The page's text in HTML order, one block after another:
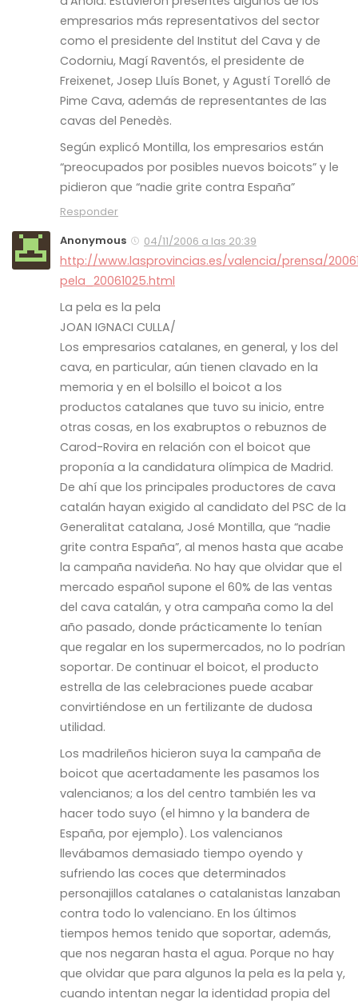
empresarios más representativos del sector
como el presidente del Institut del Cava y de
Codorniu, Magí Raventós, el presidente de
Freixenet, Josep Lluís Bonet, y Agustí Torelló de
Pime Cava, además de representantes de las
cavas del Penedès.
Según explicó Montilla, los empresarios están
“preocupados por posibles nuevos boicots” y le
pidieron que “nadie grite contra España”
Responder
Anonymous
04/11/2006 a las 20:39
http://www.lasprovincias.es/valencia/prensa/
pela_20061025.html
La pela es la pela
JOAN IGNACI CULLA/
Los empresarios catalanes, en general, y los del
cava, en particular, aún tienen clavado en la
memoria y en el bolsillo el boicot a los
productos catalanes que tuvo su inicio, entre
otras cosas, en los exabruptos o rebuznos de
Carod-Rovira en relación con el boicot que
proponía a la candidatura olímpica de Madrid.
De ahí que los principales productores de cava
catalán hayan exigido al candidato del PSC de la
Generalitat catalana, José Montilla, que “nadie
grite contra España”, al menos hasta que acabe
la campaña navideña. No hay que olvidar que el
mercado español supone el 60% de las ventas
del cava catalán, y otra campaña como la del
año pasado, donde prácticamente lo tenían
que regalar en los supermercados, no lo podrían
soportar. De continuar el boicot, el producto
estrella de las celebraciones puede acabar
convirtiéndose en un fertilizante de dudosa
utilidad.
Los madrileños hicieron suya la campaña de
boicot que acertadamente les pasamos los
valencianos; a los del centro también les va
hacer todo suyo (el himno y la bandera de
España, por ejemplo). Los valencianos
llevábamos demasiado tiempo oyendo y
sufriendo las coces que determinados
personajillos catalanes o catalanistas lanzaban
contra todo lo valenciano. En los últimos
tiempos hemos tenido que soportar, además,
que nos negaran hasta el agua. Porque no hay
que olvidar que para algunos la pela es la pela y,
cuando intentan negar la identidad propia del